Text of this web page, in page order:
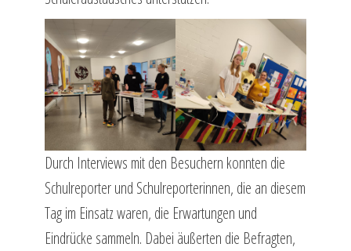
Durch Interviews mit den Besuchern konnten die
Schulreporter und Schulreporterinnen, die an diesem
Tag im Einsatz waren, die Erwartungen und
Eindrücke sammeln. Dabei äußerten die Befragten,